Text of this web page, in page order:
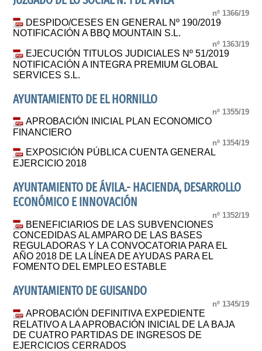
nº 1366/19
DESPIDO/CESES EN GENERAL Nº 190/2019
NOTIFICACIÓN A BBQ MOUNTAIN S.L.
nº 1363/19
EJECUCIÓN TITULOS JUDICIALES Nº 51/2019
NOTIFICACIÓN A INTEGRA PREMIUM GLOBAL
SERVICES S.L.
AYUNTAMIENTO DE EL HORNILLO
nº 1355/19
APROBACIÓN INICIAL PLAN ECONOMICO
FINANCIERO
nº 1354/19
EXPOSICIÓN PÚBLICA CUENTA GENERAL
EJERCICIO 2018
AYUNTAMIENTO DE ÁVILA.- HACIENDA, DESARROLLO
ECONÓMICO E INNOVACIÓN
nº 1352/19
BENEFICIARIOS DE LAS SUBVENCIONES
CONCEDIDAS AL AMPARO DE LAS BASES
REGULADORAS Y LA CONVOCATORIA PARA EL
AÑO 2018 DE LA LÍNEA DE AYUDAS PARA EL
FOMENTO DEL EMPLEO ESTABLE
AYUNTAMIENTO DE GUISANDO
nº 1345/19
APROBACIÓN DEFINITIVA EXPEDIENTE
RELATIVO A LA APROBACIÓN INICIAL DE LA BAJA
DE CUATRO PARTIDAS DE INGRESOS DE
EJERCICIOS CERRADOS